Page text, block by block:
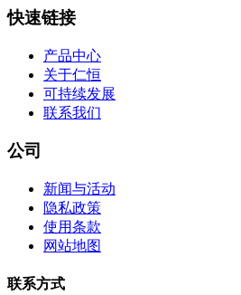
快速链接
产品中心
关于仁恒
可持续发展
联系我们
公司
新闻与活动
隐私政策
使用条款
网站地图
联系方式